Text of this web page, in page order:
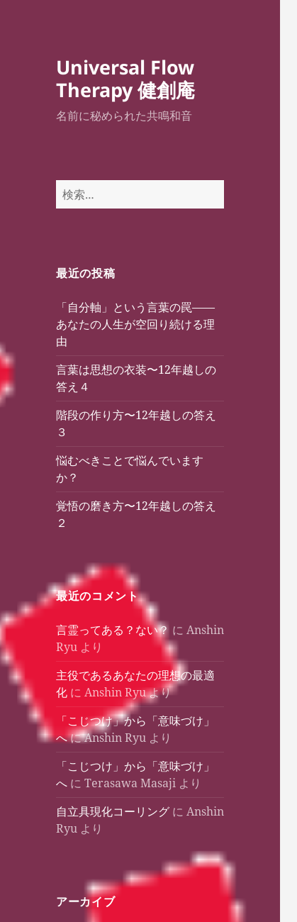
Universal Flow
Therapy 健創庵
名前に秘められた共鳴和音
検
索:
最近の投稿
「自分軸」という言葉の罠——
あなたの人生が空回り続ける理
由
言葉は思想の衣装〜12年越しの
答え４
階段の作り方〜12年越しの答え
３
悩むべきことで悩んでいます
か？
覚悟の磨き方〜12年越しの答え
２
最近のコメント
言霊ってある？ない？ にAnshin
Ryu より
主役であるあなたの理想の最適
化 にAnshin Ryuより
「こじつけ」から「意味づけ」
へにAnshin Ryu より
「こじつけ」から「意味づけ」
へ にTerasawa Masaji より
自立具現化コーリング にAnshin
Ryu より
アーカイブ